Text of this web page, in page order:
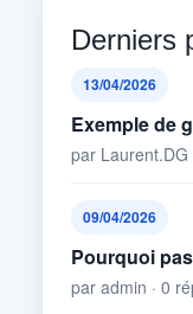
Derniers
13/04/2026
Exemple de
par Laurent.DG
09/04/2026
Pourquoi
par admin · 0